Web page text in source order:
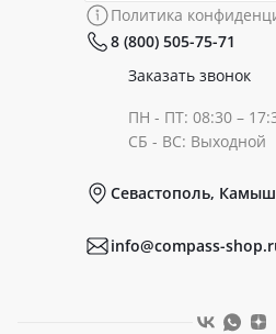
Политика
8 (800) 505-75-71
Заказать звонок
ПН - ПТ: 08:30 –
СБ - ВС: Выходной
Севастополь,
info@compass-